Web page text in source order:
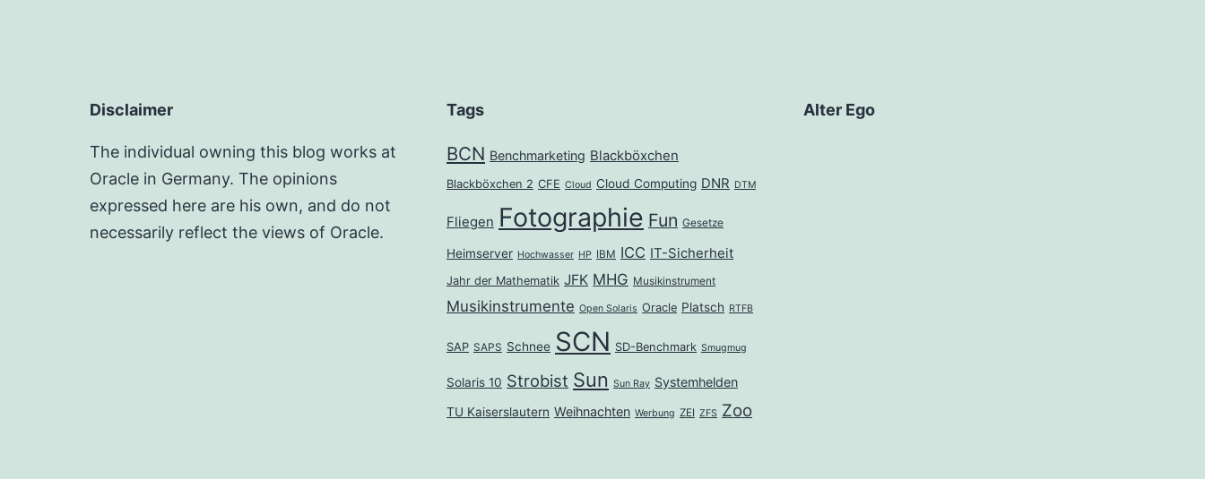
Disclaimer
The individual owning this blog works at
Oracle in Germany. The opinions
expressed here are his own, and do not
necessarily reflect the views of Oracle.
Tags
BCN Benchmarketing Blackböxchen
Blackböxchen 2 CFE Cloud Cloud Computing DNR DTM
Fliegen Fotographie Fun Gesetze
Heimserver Hochwasser HP IBM ICC IT-Sicherheit
Jahr der Mathematik JFK MHG Musikinstrument
Musikinstrumente Open Solaris Oracle Platsch RTFB
SAP SAPS Schnee SCN SD-Benchmark Smugmug
Solaris 10 Strobist Sun Sun Ray Systemhelden
TU Kaiserslautern Weihnachten Werbung ZEI ZFS Zoo
Alter Ego